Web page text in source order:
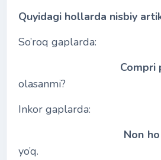
Quyidagi hollarda nisbiy
So’roq gaplarda:
Compri
olasanmi?
Inkor gaplarda:
Non ho
yo’q.